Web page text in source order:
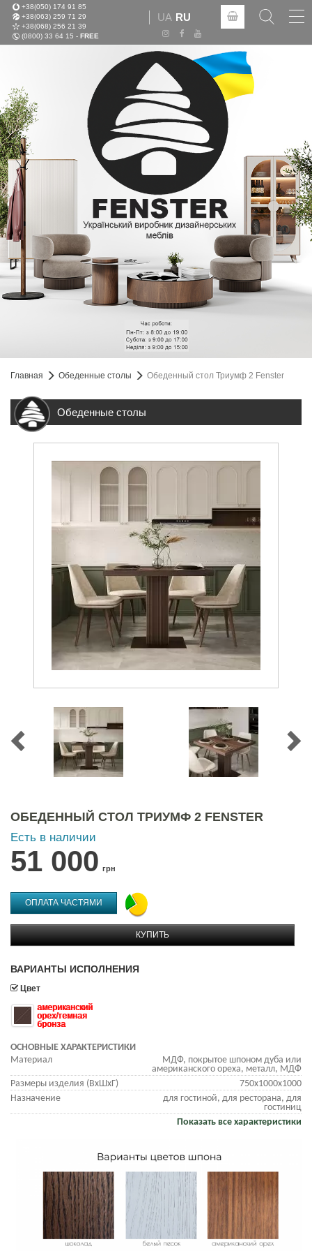
+38(050) 174 91 85
+38(063) 259 71 29
+38(068) 256 21 39
(0800) 33 64 15 - FREE
UA RU
Главная Обеденные столы Обеденный стол Триумф 2 Fenster
Обеденные столы
ОБЕДЕННЫЙ СТОЛ ТРИУМФ 2 FENSTER
Есть в наличии
51 000 грн
ОПЛАТА ЧАСТЯМИ
КУПИТЬ
ВАРИАНТЫ ИСПОЛНЕНИЯ
Цвет
американский
орех/темная
бронза
ОСНОВНЫЕ ХАРАКТЕРИСТИКИ
Материал
МДФ, покрытое шпоном дуба или
американского ореха, металл, МДФ
Размеры изделия (ВхШхГ)
750х1000х1000
Назначение
для гостиной, для ресторана, для
гостиниц
Показать все характеристики